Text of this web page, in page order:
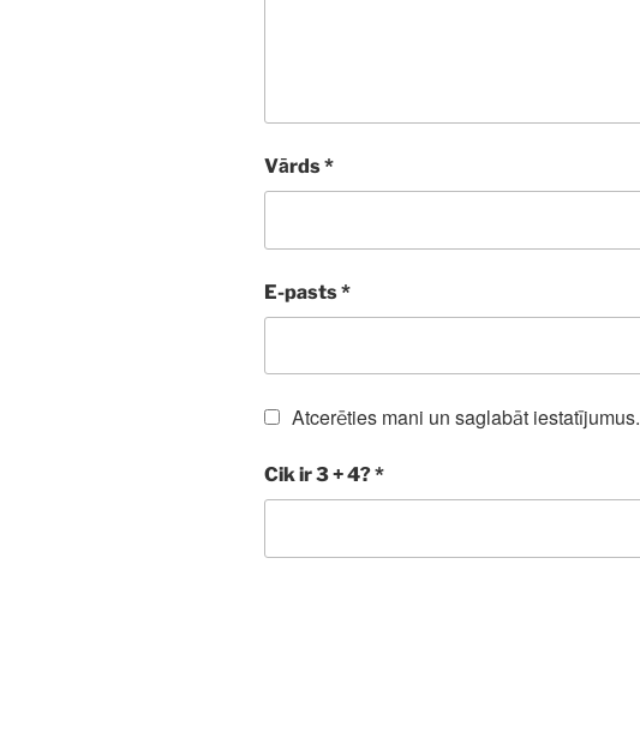
Vārds*
E-pasts*
Atcerēties mani un saglabāt iestatījumus.
Cik ir 3 + 4?*